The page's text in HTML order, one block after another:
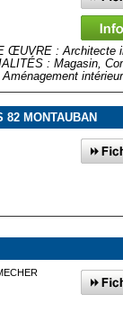
ŒUVRE : Architecte
: Magasin,
intérieur
82 MONTAUBAN